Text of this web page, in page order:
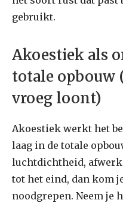
gebruikt.
Akoestiek als
totale opbouw
vroeg loont)
Akoestiek werkt het
laag in de totale
luchtdichtheid,
tot het eind, dan kom
noodgrepen. Neem je